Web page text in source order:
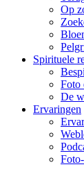
Op
Spirituele
Foto
De
Ervaringen